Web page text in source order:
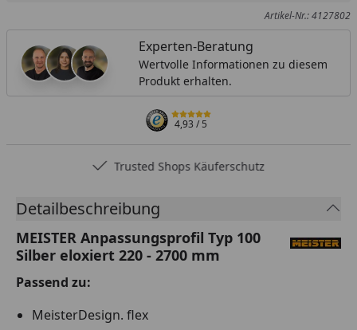
Artikel-Nr.: 4127802
Experten-Beratung
Wertvolle Informationen zu diesem
Produkt erhalten.
4,93/ 5
Trusted Shops Käuferschutz
Detailbeschreibung
MEISTER Anpassungsprofil Typ 100
Silber eloxiert 220 - 2700 mm
Passend zu:
MeisterDesign. flex